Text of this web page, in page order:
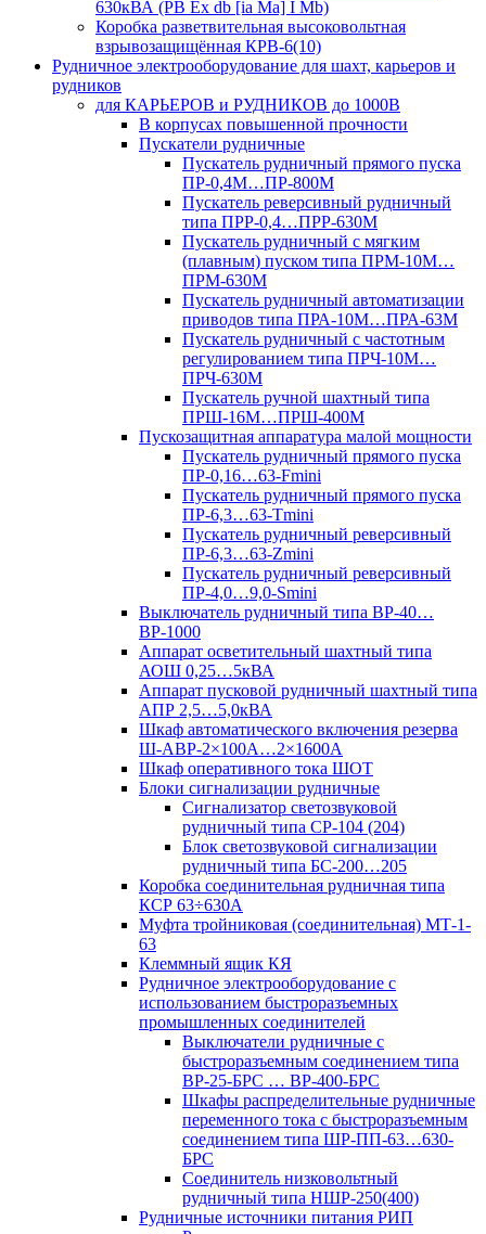
630кВА (РВ Ex db [ia Ma] I Mb)
Коробка разветвительная высоковольтная
взрывозащищённая КРВ-6(10)
Рудничное электрооборудование для шахт, карьеров и
рудников
для КАРЬЕРОВ и РУДНИКОВ до 1000В
В корпусах повышенной прочности
Пускатели рудничные
Пускатель рудничный прямого пуска
ПР-0,4М…ПР-800М
Пускатель реверсивный рудничный
типа ПРР-0,4…ПРР-630М
Пускатель рудничный с мягким
(плавным) пуском типа ПРМ-10М…
ПРМ-630М
Пускатель рудничный автоматизации
приводов типа ПРА-10М…ПРА-63М
Пускатель рудничный с частотным
регулированием типа ПРЧ-10М…
ПРЧ-630М
Пускатель ручной шахтный типа
ПРШ-16М…ПРШ-400М
Пускозащитная аппаратура малой мощности
Пускатель рудничный прямого пуска
ПР-0,16…63-Fmini
Пускатель рудничный прямого пуска
ПР-6,3…63-Tmini
Пускатель рудничный реверсивный
ПР-6,3…63-Zmini
Пускатель рудничный реверсивный
ПР-4,0…9,0-Smini
Выключатель рудничный типа ВР-40…
ВР-1000
Аппарат осветительный шахтный типа
АОШ 0,25…5кВА
Аппарат пусковой рудничный шахтный типа
АПР 2,5…5,0кВА
Шкаф автоматического включения резерва
Ш-АВР-2×100А…2×1600А
Шкаф оперативного тока ШОТ
Блоки сигнализации рудничные
Сигнализатор светозвуковой
рудничный типа СР-104 (204)
Блок светозвуковой сигнализации
рудничный типа БС-200…205
Коробка соединительная рудничная типа
КСР 63÷630А
Муфта тройниковая (соединительная) МТ-1-
63
Клеммный ящик КЯ
Рудничное электрооборудование с
использованием быстроразъемных
промышленных соединителей
Выключатели рудничные с
быстроразъемным соединением типа
ВР-25-БРС … ВР-400-БРС
Шкафы распределительные рудничные
переменного тока с быстроразъемным
соединением типа ШР-ПП-63…630-
БРС
Соединитель низковольтный
рудничный типа НШР-250(400)
Рудничные источники питания РИП